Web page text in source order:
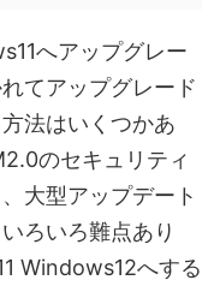
へアップグレー
てアップグレード
法はいくつかあ
のセキュリティ
大型アップデート
ろいろ難点あり
Windows12へする